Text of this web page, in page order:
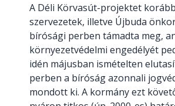
A Déli Körvasút-projektet
szervezetek, illetve Újbuda
bírósági perben támadta meg,
környezetvédelmi engedélyét
idén májusban ismételten
perben a bíróság azonnali
mondott ki. A kormány ezt